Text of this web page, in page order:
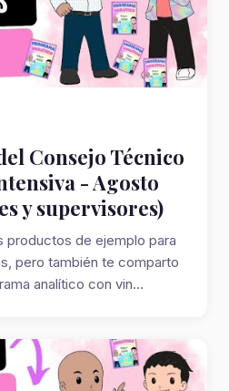
Consejo Técnico
- Agosto
y supervisores)
productos de ejemplo para
pero también te comparto
analítico con vin...